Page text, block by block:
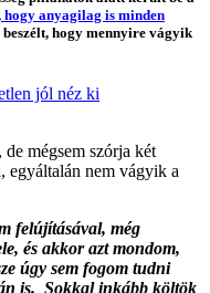
hogy anyagilag is minden
hogy mennyire vágyik
jól néz ki
, de mégsem szórja két
egyáltalán nem vágyik a
felújításával, még
és akkor azt mondom,
úgy sem fogom tudni
is. Sokkal inkább költök